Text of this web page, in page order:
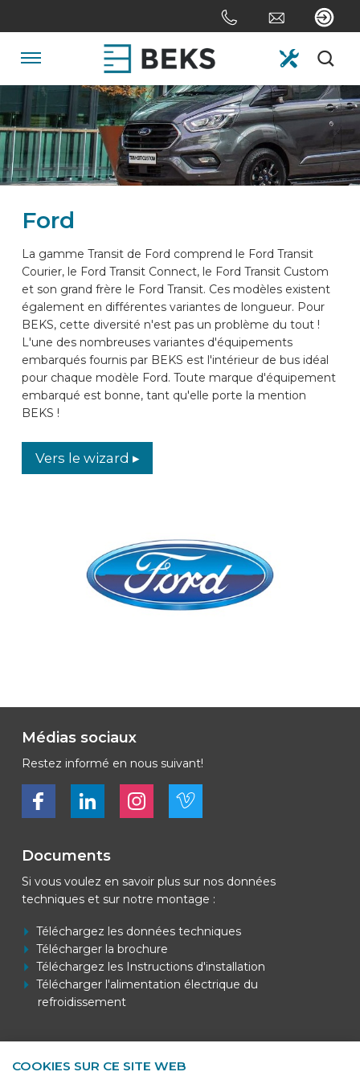
au
Jump
to
the
navigation
HOME
DE NOUS
SYSTÈMES
SUR MESURE
SECTEURS
DES VOITURES
Ford
La gamme Transit de Ford comprend le Ford Transit
Courier, le Ford Transit Connect, le Ford Transit Custom
et son grand frère le Ford Transit. Ces modèles existent
également en différentes variantes de longueur. Pour
BEKS, cette diversité n'est pas un problème du tout !
L'une des nombreuses variantes d'équipements
embarqués fournis par BEKS est l'intérieur de bus idéal
pour chaque modèle Ford. Toute marque d'équipement
embarqué est bonne, tant qu'elle porte la mention
BEKS !
Vers le wizard ▸
Médias sociaux
Restez informé en nous suivant!
Bekijk ons op FacebookBekijk ons op LinkedInBekijk ons op LinkedInBekijk ons op Vimeo
Documents
Si vous voulez en savoir plus sur nos données
techniques et sur notre montage :
Téléchargez les données techniques
Télécharger la brochure
Téléchargez les Instructions d'installation
Télécharger l'alimentation électrique du
refroidissement
Contact
COOKIES SUR CE SITE WEB